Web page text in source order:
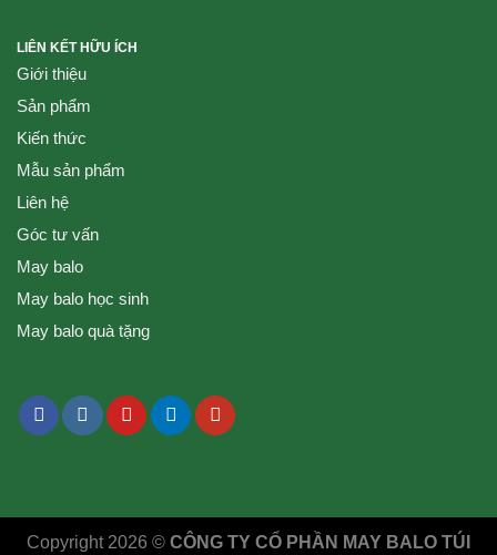
LIÊN KẾT HỮU ÍCH
Giới thiệu
Sản phẩm
Kiến thức
Mẫu sản phẩm
Liên hệ
Góc tư vấn
May balo
May balo học sinh
May balo quà tặng
Copyright 2026 © CÔNG TY CỔ PHẦN MAY BALO TÚI